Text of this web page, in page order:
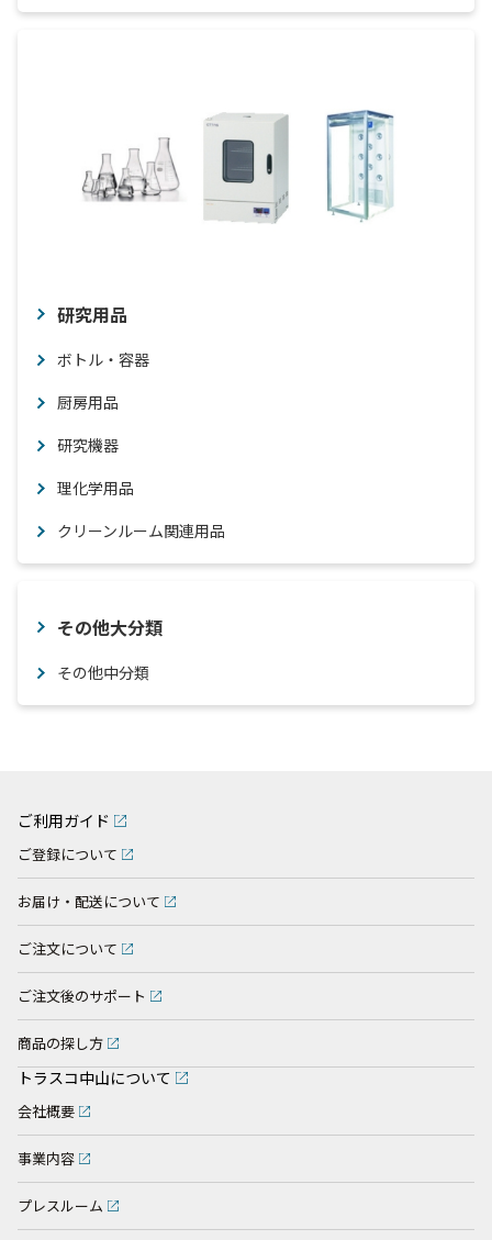
研究用品
ボトル・容器
厨房用品
研究機器
理化学用品
クリーンルーム関連用品
その他大分類
その他中分類
ご利用ガイド
ご登録について
お届け・配送について
ご注文について
ご注文後のサポート
商品の探し方
トラスコ中山について
会社概要
事業内容
プレスルーム